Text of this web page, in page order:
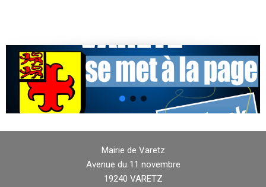
Mairie de Varetz
Avenue du 11 novembre
19240 VARETZ